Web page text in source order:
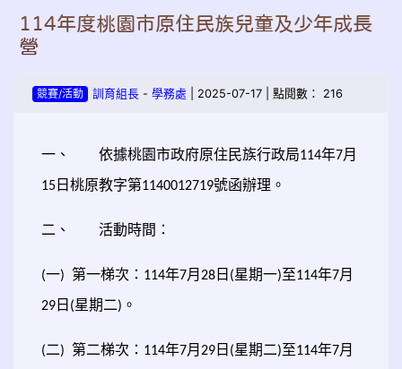
114年度桃園市原住民族兒童及少年成長
營
競賽/活動 訓育組長- 學務處 | 2025-07-17 | 點閱數： 216
一、 依據桃園市政府原住民族行政局114年7月
15 日桃原教字第1140012719號函辦理。
二、 活動時間：
(一) 第一梯次： 114年7月 28 日 (星期一)至114年7月
29 日 (星期二) 。
(二) 第二梯次： 114年7月 29 日 (星期二)至114年7月